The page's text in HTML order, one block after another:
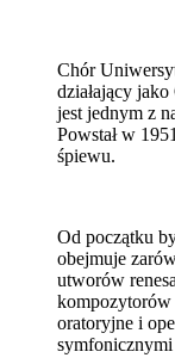
Chór
działający
jest jednym z
Powstał w
śpiewu.
Od początku
obejmuje
utworów
kompozytorów
oratoryjne i
symfonicznymi